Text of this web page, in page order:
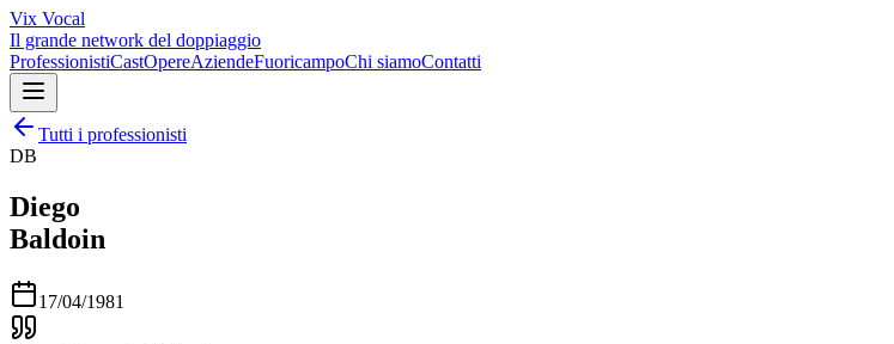
Vix Vocal
Il grande network del doppiaggio
ProfessionistiCastOpereAziendeFuoricampoChi siamoContatti
Tutti i professionisti
DB
Diego
Baldoin
17/04/1981